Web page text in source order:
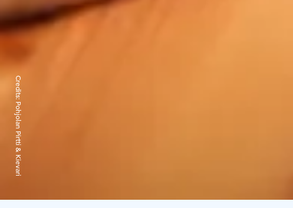
Credits:
Pohjolan Pirtti & Kievari